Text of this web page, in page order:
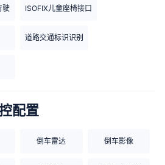
驶 ISOFIX儿童座椅接口
道路交通标识识别
配置
倒车雷达 倒车影像